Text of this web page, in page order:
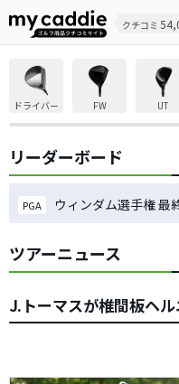
クチコミ
ドライバー FW UT
リーダーボード
PGA ウィンダム選手権 最
ツアーニュース
J.トーマスが椎間板ヘ